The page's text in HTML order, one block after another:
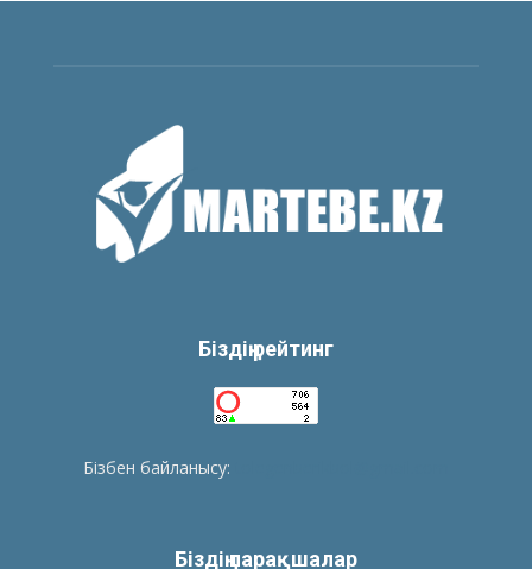
Біздің рейтинг
Бізбен байланысу:
Біздің парақшалар